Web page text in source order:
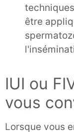
être
IUI ou
vous
Lorsque vous